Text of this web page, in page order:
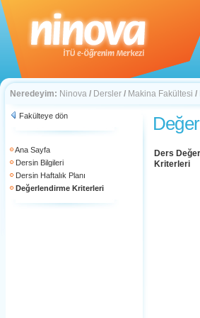
Neredeyim: Ninova / Dersler / Makina Fakültesi /
Fakülteye dön
Ana Sayfa
Dersin Bilgileri
Dersin Haftalık Planı
Değerlendirme Kriterleri
Ders
Kriterleri